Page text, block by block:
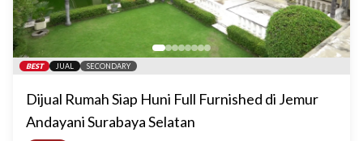
BEST JUAL SECONDARY
Dijual Rumah Siap Huni Full Furnished di Jemur
Andayani Surabaya Selatan